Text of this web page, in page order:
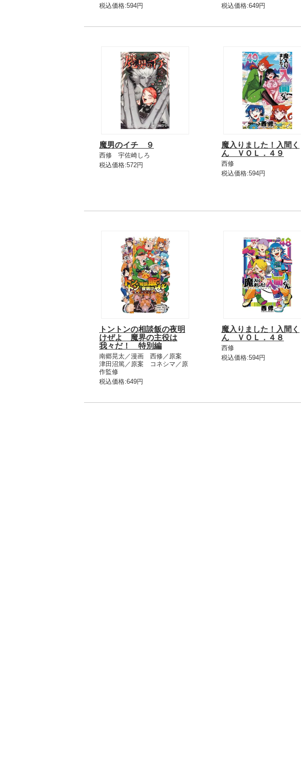
税込価格:594円
税込価格:649円
魔男のイチ ９
西修 宇佐崎しろ
税込価格:572円
魔入りました！入間く
ん ＶＯＬ．４９
西修
税込価格:594円
トントンの相談飯の夜明
けぜよ 魔界の主役は
我々だ！ 特別編
南郷晃太／漫画 西修／原案
津田沼篤／原案 コネシマ／原
作監修
税込価格:649円
魔入りました！入間く
ん ＶＯＬ．４８
西修
税込価格:594円